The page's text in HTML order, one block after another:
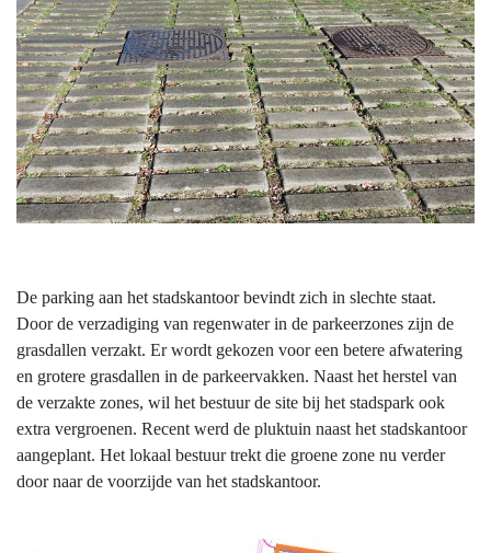
De parking aan het stadskantoor bevindt zich in slechte staat.
Door de verzadiging van regenwater in de parkeerzones zijn de
grasdallen verzakt. Er wordt gekozen voor een betere afwatering
en grotere grasdallen in de parkeervakken. Naast het herstel van
de verzakte zones, wil het bestuur de site bij het stadspark ook
extra vergroenen. Recent werd de pluktuin naast het stadskantoor
aangeplant. Het lokaal bestuur trekt die groene zone nu verder
door naar de voorzijde van het stadskantoor.